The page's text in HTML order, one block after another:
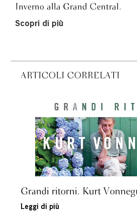
Inverno alla Grand Central.
Scopri di più
ARTICOLI CORRELATI
Grandi ritorni. Kurt
Leggi di più